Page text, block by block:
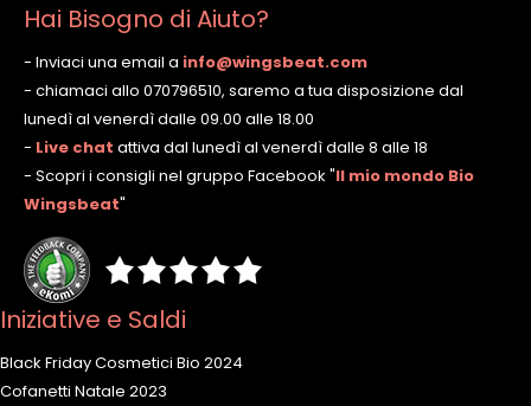
Hai Bisogno di Aiuto?
- Inviaci una email a info@wingsbeat.com
- chiamaci allo 070796510, saremo a tua disposizione dal
lunedì al venerdì dalle 09.00 alle 18.00
- Live chat attiva dal lunedì al venerdì dalle 8 alle 18
- Scopri i consigli nel gruppo Facebook "Il mio mondo Bio
Wingsbeat"
Iniziative e Saldi
Black Friday Cosmetici Bio 2024
Cofanetti Natale 2023